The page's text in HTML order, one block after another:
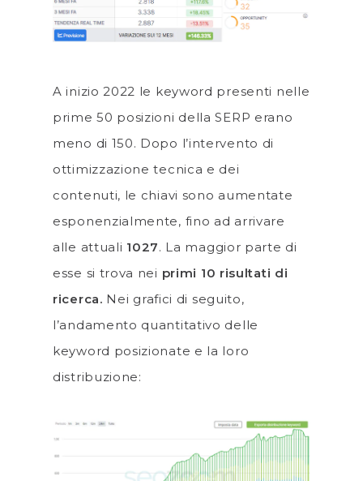
A inizio 2022 le keyword presenti nelle
prime 50 posizioni della SERP erano
meno di 150. Dopo l’intervento di
ottimizzazione tecnica e dei
contenuti, le chiavi sono aumentate
esponenzialmente, fino ad arrivare
alle attuali 1027. La maggior parte di
esse si trova nei primi 10 risultati di
ricerca. Nei grafici di seguito,
l’andamento quantitativo delle
keyword posizionate e la loro
distribuzione: